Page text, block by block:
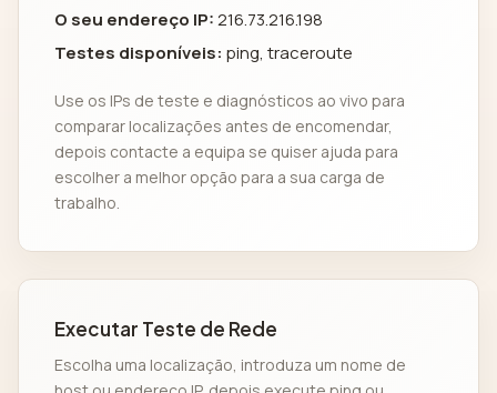
O seu endereço IP:216.73.216.198
Testes disponíveis: ping, traceroute
Use os IPs de teste e diagnósticos ao vivo para
comparar localizações antes de encomendar,
depois contacte a equipa se quiser ajuda para
escolher a melhor opção para a sua carga de
trabalho.
Executar Teste de Rede
Escolha uma localização, introduza um nome de